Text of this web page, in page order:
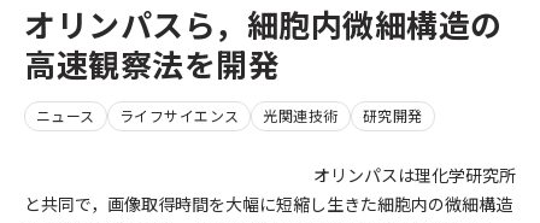
オリンパスら，細胞内微細構造の
高速観察法を開発
ニュース ライフサイエンス 光関連技術 研究開発
オリンパスは理化学研究所
と共同で，画像取得時間を大幅に短縮し生きた細胞内の微細構造